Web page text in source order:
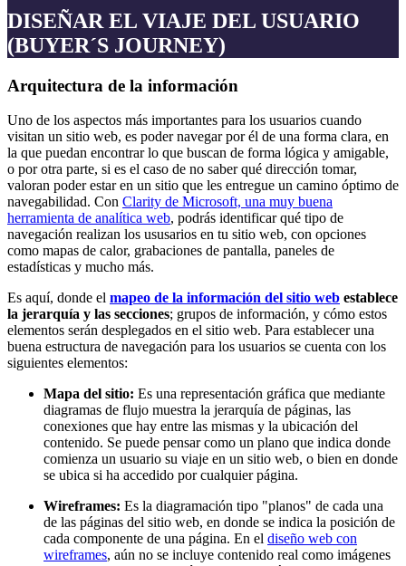
DISEÑAR EL VIAJE DEL USUARIO
(BUYER´S JOURNEY)
Arquitectura de la información
Uno de los aspectos más importantes para los usuarios cuando
visitan un sitio web, es poder navegar por él de una forma clara, en
la que puedan encontrar lo que buscan de forma lógica y amigable,
o por otra parte, si es el caso de no saber qué dirección tomar,
valoran poder estar en un sitio que les entregue un camino óptimo de
navegabilidad. Con Clarity de Microsoft, una muy buena
herramienta de analítica web, podrás identificar qué tipo de
navegación realizan los ususarios en tu sitio web, con opciones
como mapas de calor, grabaciones de pantalla, paneles de
estadísticas y mucho más.
Es aquí, donde el mapeo de la información del sitio web establece
la jerarquía y las secciones; grupos de información, y cómo estos
elementos serán desplegados en el sitio web. Para establecer una
buena estructura de navegación para los usuarios se cuenta con los
siguientes elementos:
Mapa del sitio: Es una representación gráfica que mediante
diagramas de flujo muestra la jerarquía de páginas, las
conexiones que hay entre las mismas y la ubicación del
contenido. Se puede pensar como un plano que indica donde
comienza un usuario su viaje en un sitio web, o bien en donde
se ubica si ha accedido por cualquier página.
Wireframes: Es la diagramación tipo "planos" de cada una
de las páginas del sitio web, en donde se indica la posición de
cada componente de una página. En el diseño web con
wireframes, aún no se incluye contenido real como imágenes